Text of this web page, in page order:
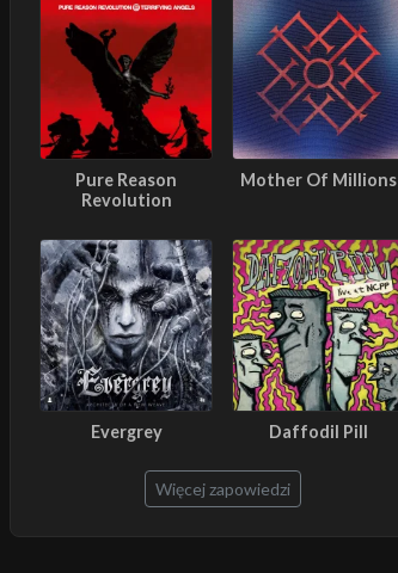
Pure Reason
Revolution
Mother Of Millions
Evergrey Daffodil Pill
Więcej zapowiedzi